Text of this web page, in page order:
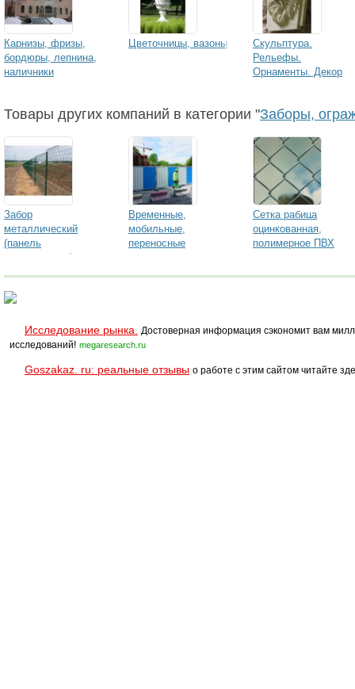
Карнизы, фризы,
бордюры, лепнина,
наличники
Цветочницы, вазоны
Скульптура.
Рельефы.
Орнаменты. Декор
Товары других компаний в категории "Заборы,
Забор
металлический
(панель
оцинкованная)
Временные,
мобильные,
переносные
Сетка рабица
оцинкованная,
полимерное ПВХ
Исследование рынка.
Достоверная информация сэкономит вам
исследований! megaresearch.ru
Goszakaz. ru: реальные отзывы о работе с этим сайтом читайте